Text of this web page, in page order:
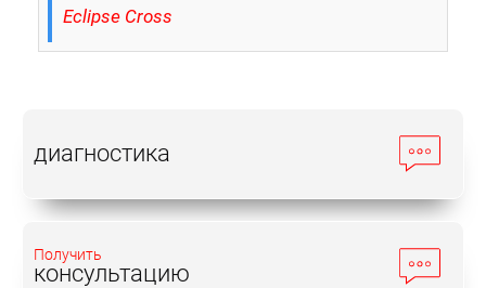
Eclipse Cross
диагностика
Получить
консультацию